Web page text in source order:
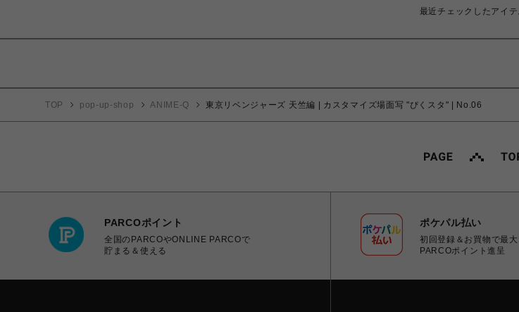
最近チェックしたアイテ
TOP pop-up-shop ANIME-Q 東京リベンジャーズ 天竺編 | カスタマイズ場面写 "ぴくスタ" | No.06
PARCOポイント
全国のPARCOやONLINE PARCOで
貯まる＆使える
ポケパル払い
初回登録＆お買物で最
PARCOポイント進呈